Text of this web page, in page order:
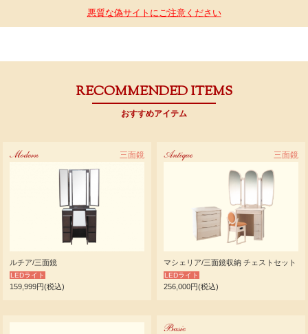
悪質な偽サイトにご注意ください
RECOMMENDED ITEMS
おすすめアイテム
三面鏡
ルチア/三面鏡
LEDライト
159,999円(税込)
三面鏡
マシェリア/三面鏡収納 チェストセット
LEDライト
256,000円(税込)